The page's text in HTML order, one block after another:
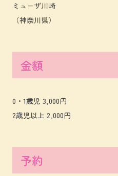
ミューザ川崎
（神奈川県）
金額
0・1歳児 3,000円
2歳児以上 2,000円
予約